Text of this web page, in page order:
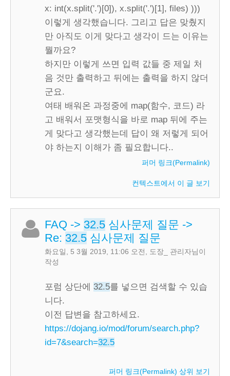
x: int(x.split('.')[0]), x.split('.')[1], files) )))
이렇게 생각했습니다. 그리고 답은 맞췄지
만 아직도 이게 맞다고 생각이 드는 이유는
뭘까요?
하지만 이렇게 쓰면 입력 값들 중 제일 처
음 것만 출력하고 뒤에는 출력을 하지 않더
군요.
여태 배워온 과정중에 map(함수, 코드) 라
고 배워서 포맷형식을 바로 map 뒤에 주는
게 맞다고 생각했는데 답이 왜 저렇게 되어
야 하는지 이해가 좀 필요합니다..
퍼머 링크(Permalink)
컨텍스트에서 이 글 보기
FAQ -> 32.5 심사문제 질문 ->
Re: 32.5 심사문제 질문
화요일, 5 3월 2019, 11:06 오전 도장_ 관리자님이
작성
포럼 상단에 32.5를 넣으면 검색할 수 있습
니다.
이전 답변을 참고하세요.
https://dojang.io/mod/forum/search.php?
id=7&search=32.5
퍼머 링크(Permalink) 상위 보기